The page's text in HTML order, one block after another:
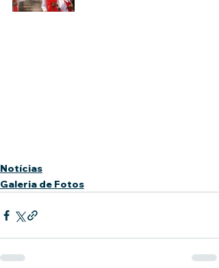
Notícias
Galeria de Fotos